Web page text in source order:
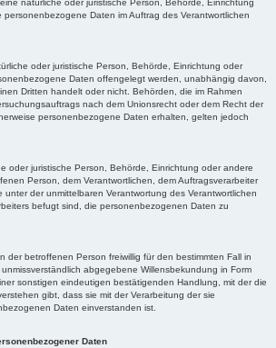
natürliche oder juristische Person, Behörde, Einrichtung
Daten im Auftrag des Verantwortlichen
oder juristische Person, Behörde, Einrichtung oder
Daten offengelegt werden, unabhängig davon,
Dritten handelt oder nicht. Behörden, die im Rahmen
nach dem Unionsrecht oder dem Recht der
personenbezogene Daten erhalten, gelten jedoch
oder juristische Person, Behörde, Einrichtung oder andere
Person, dem Verantwortlichen, dem Auftragsverarbeiter
der unmittelbaren Verantwortung des Verantwortlichen
befugt sind, die personenbezogenen Daten zu
der betroffenen Person freiwillig für den bestimmten Fall in
abgegebene Willensbekundung in Form
sonstigen eindeutigen bestätigenden Handlung, mit der die
gibt, dass sie mit der Verarbeitung der sie
Daten einverstanden ist.
Daten